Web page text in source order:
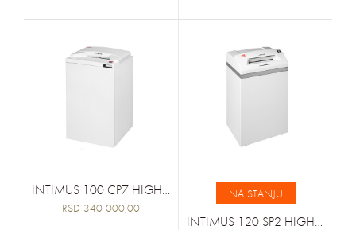
INTIMUS 100 CP7 HIGH SECURITY
RSD 340 000,00
NA STANJU
INTIMUS 120 SP2 HIGH THROUGHPUT